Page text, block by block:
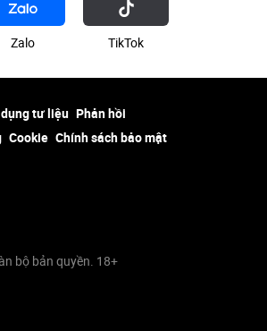
Zalo ТikТоk
tư liệu Phản hồi
Cookie Chính sách bảo mật
bộ bản quyền. 18+